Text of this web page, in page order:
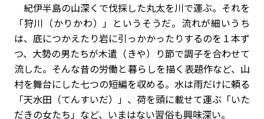
紀伊半島の山深くで伐採した丸太を川で運ぶ。それを
「狩川（かりかわ）」というそうだ。流れが細いうち
は、底につかえたり岩に引っかかったりするのを１本ず
つ、大勢の男たちが木遣（きや）り節で調子を合わせて
流した。そんな昔の労働と暮らしを描く表題作など、山
村を舞台にした七つの短編を収める。水は雨だけに頼る
「天水田（てんすいだ）」、荷を頭に載せて運ぶ「いた
だきの女たち」など、いまはない習俗も興味深い。